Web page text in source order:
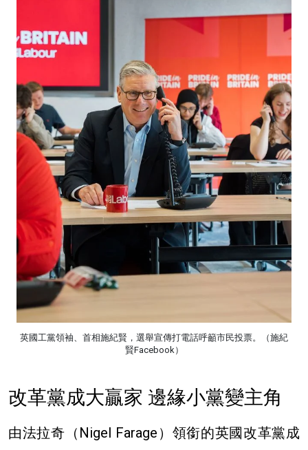
英國工黨領袖、首相施紀賢，選舉宣傳打電話呼籲市民投票。（施紀
賢Facebook）
改革黨成大贏家 邊緣小黨變主角
由法拉奇（Nigel Farage）領銜的英國改革黨成